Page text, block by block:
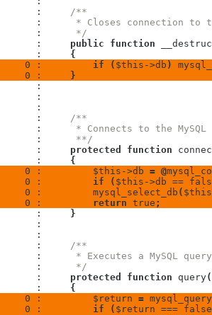
:
/**
:
* Closes connection to
:
*/
:
public function
:
{
0 :
if ( $this ->db )
0 :
}
:
/**
:
* Connects to the MySQL
:
**/
:
protected function
:
{
0 :
$this ->db = @
0 :
if ( $this ->db ==
0 :
mysql_select_db ( $this
0 :
return true ;
:
}
:
/**
:
* Executes a MySQL query
:
*/
:
protected function query(
:
{
0 :
$return = mysql_query
0 :
if ( $return === false